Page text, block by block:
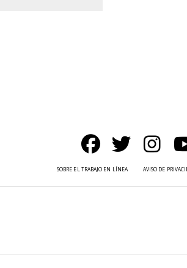
SOBRE EL TRABAJO EN LÍNEA AVISO DE